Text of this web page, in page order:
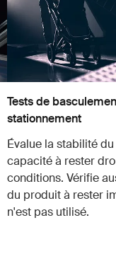
Tests de
stationnement
Évalue la stabilité
capacité à rester
conditions. Vérifie
du produit à rester
n'est pas utilisé.